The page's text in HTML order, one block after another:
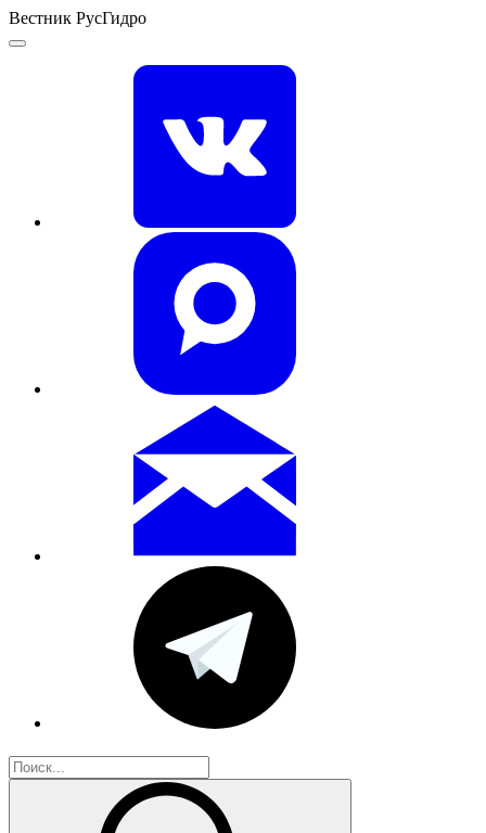
Вестник РусГидро